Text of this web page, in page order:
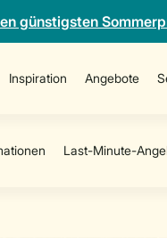
günstigsten
Inspiration Angebote